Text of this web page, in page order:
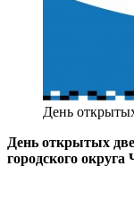
День
День открытых
городского округа